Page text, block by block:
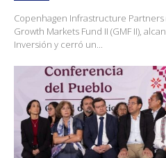
Copenhagen Infrastructure Partners
Growth Markets Fund II (GMF II),
Inversión y cerró un...